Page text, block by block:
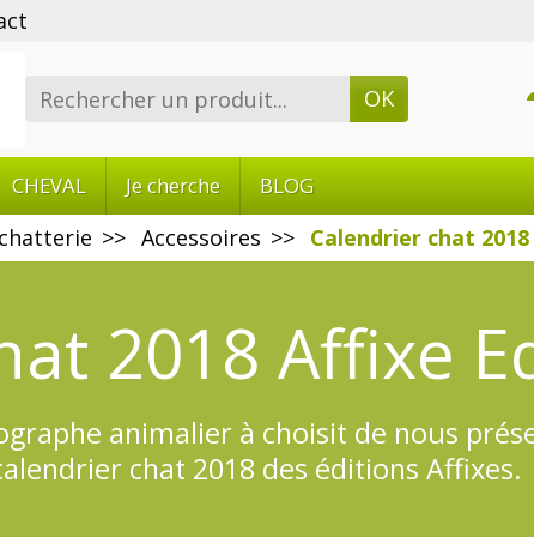
OK
CHEVAL Je cherche BLOG
Accessoires Calendrier chat
2018 Affixe
animalier à choisit de nous
chat 2018 des éditions Affixes.